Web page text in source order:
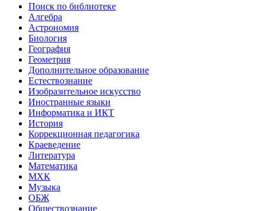
Поиск по библиотеке
Алгебра
Астрономия
Биология
География
Геометрия
Дополнительное образование
Естествознание
Изобразительное искусство
Иностранные языки
Информатика и ИКТ
История
Коррекционная педагогика
Краеведение
Литература
Математика
МХК
Музыка
ОБЖ
Обществознание